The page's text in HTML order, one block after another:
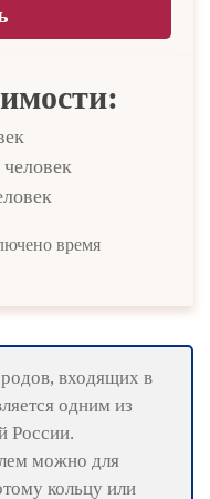
время
входящих в
одним из
России.
можно для
кольцу или